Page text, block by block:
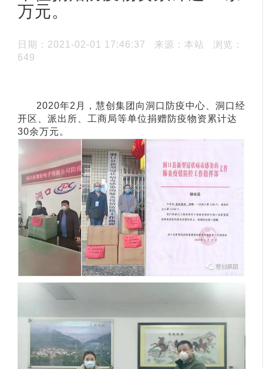
万元。
日期：2021-02-01 17:46:37 来源：本站
浏览：
649
2020年2月，慧创集团向洞口防疫中心、洞口经
开区、派出所、工商局等单位捐赠防疫物资累计达
30余万元。